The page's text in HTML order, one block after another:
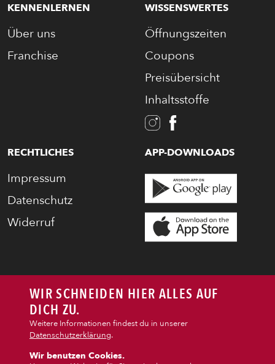
VEGI/VEGAN
KENNENLERNEN
Über uns
Franchise
WISSENSWERTES
Öffnungszeiten
Coupons
Preisübersicht
Inhaltsstoffe
RECHTLICHES
Impressum
Datenschutz
Widerruf
APP-DOWNLOADS
WIR SCHNEIDEN HIER ALLES AUF
DICH ZU.
Weitere Informationen findest du in unserer
Datenschutzerklärung.
Wir benutzen Cookies.